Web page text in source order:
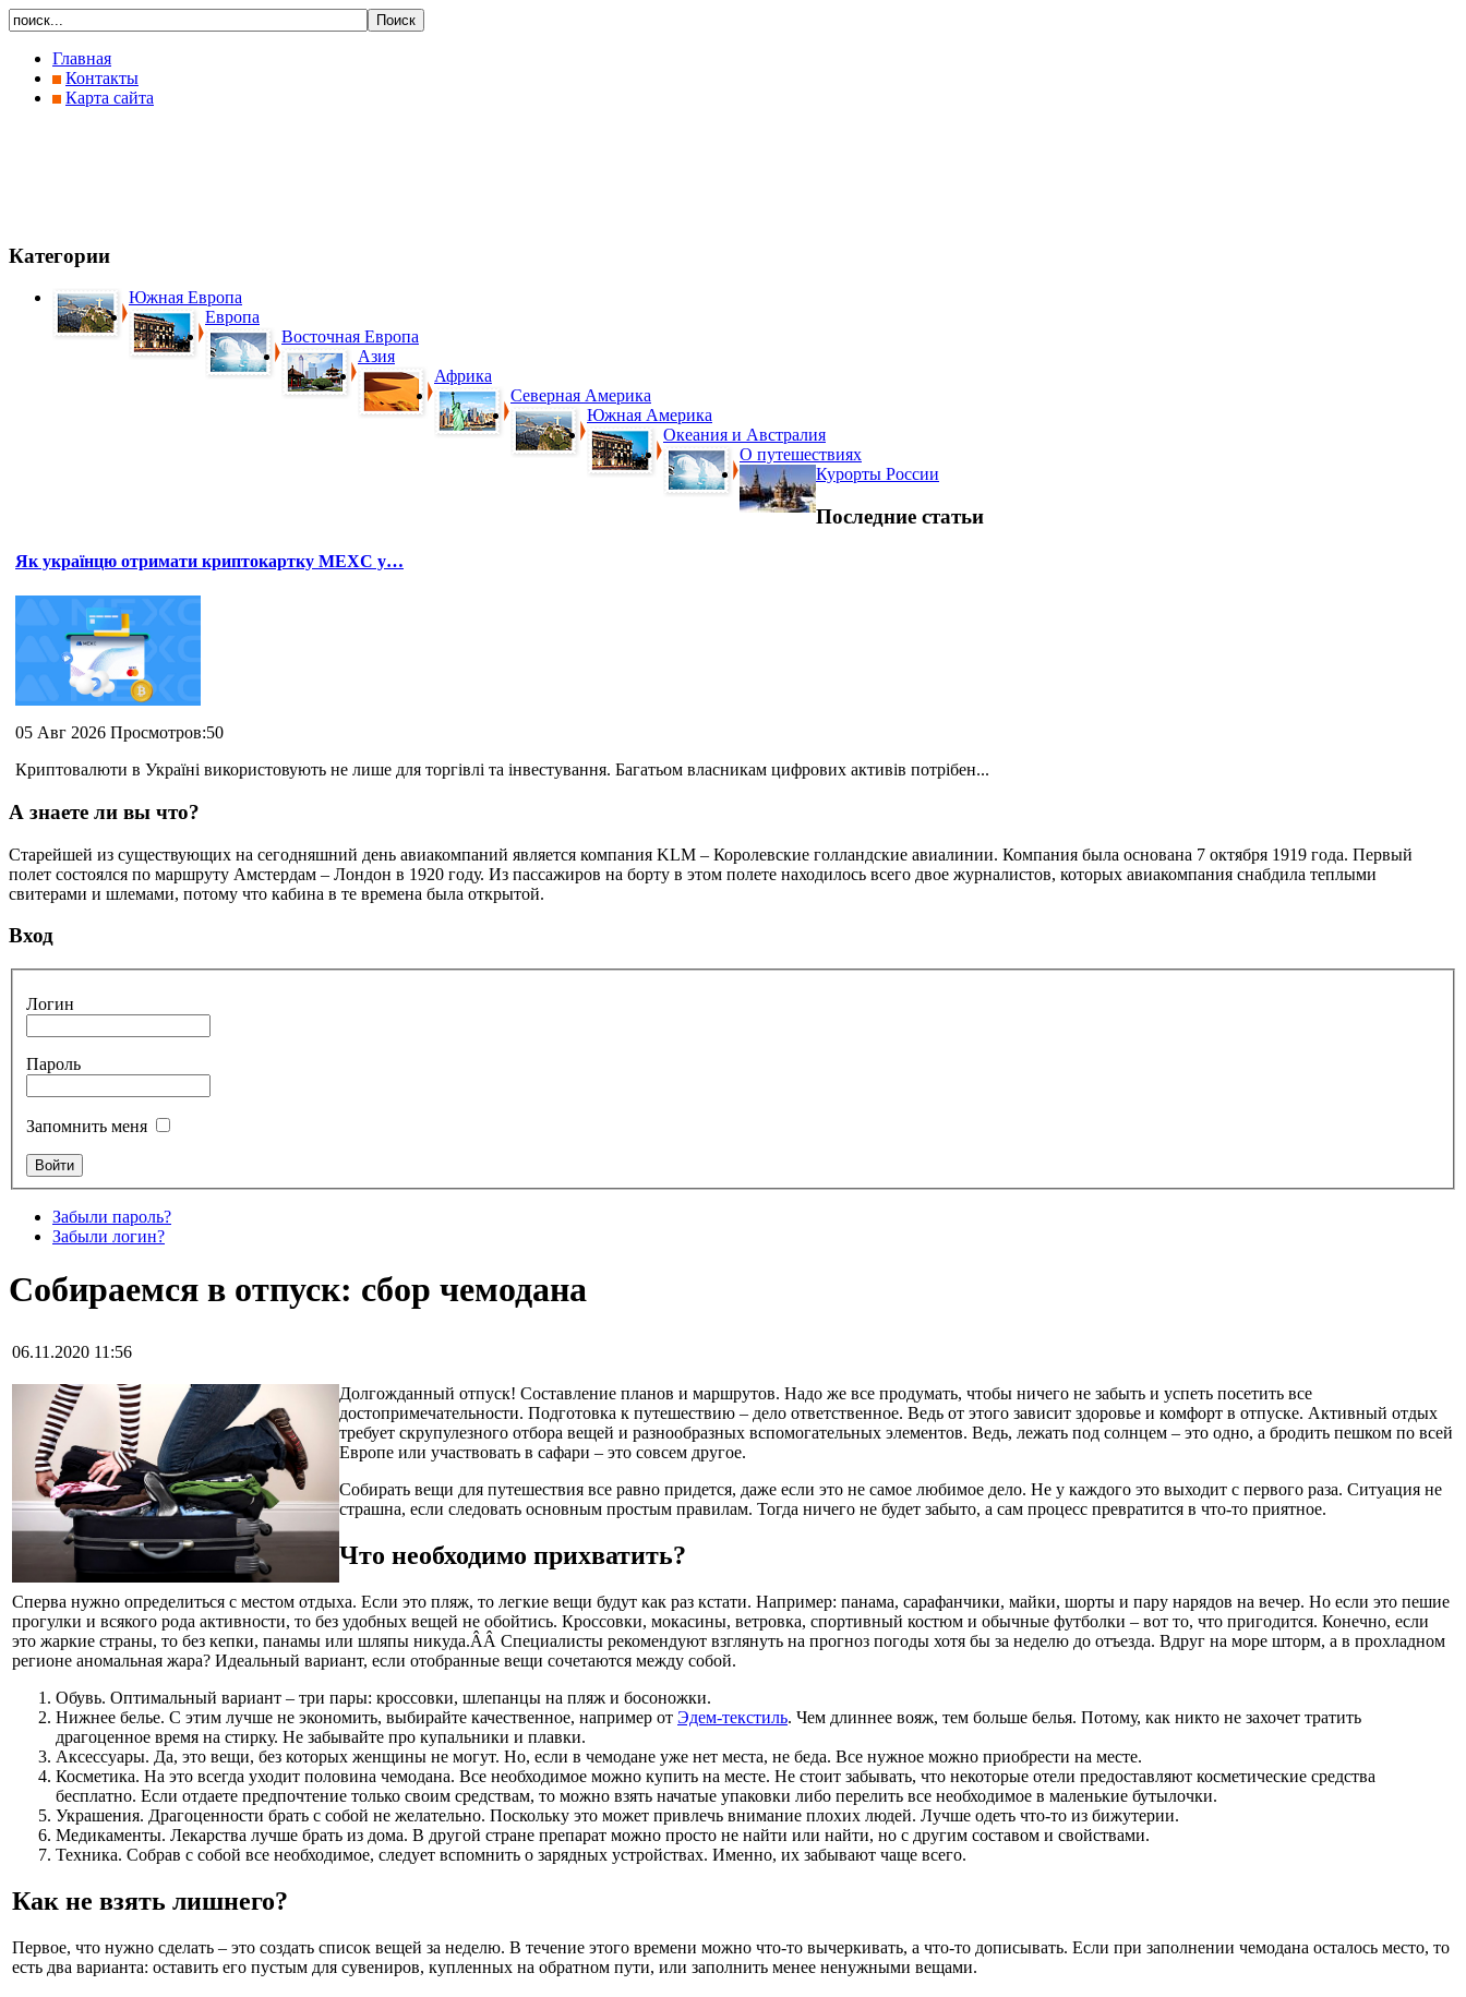
Главная
Контакты
Карта сайта
Категории
Южная Европа
Европа
Восточная Европа
Азия
Африка
Северная Америка
Южная Америка
Океания и Австралия
О путешествиях
Курорты России
Последние статьи
Як українцю отримати криптокартку MEXC у…
05 Авг 2026 Просмотров:50
Криптовалюти в Україні використовують не лише для торгівлі та інвестування. Багатьом власникам цифрових активів потрібен...
А знаете ли вы что?
Cтарейшей из существующих на сегодняшний день авиакомпаний является компания KLM – Королевские голландские авиалинии. Компания была основана 7 октября 1919 года. Первый
полет состоялся по маршруту Амстердам – Лондон в 1920 году. Из пассажиров на борту в этом полете находилось всего двое журналистов, которых авиакомпания снабдила теплыми
свитерами и шлемами, потому что кабина в те времена была открытой.
Вход
Логин
Пароль
Запомнить меня
Забыли пароль?
Забыли логин?
Собираемся в отпуск: сбор чемодана
06.11.2020 11:56
Долгожданный отпуск! Составление планов и маршрутов. Надо же все продумать, чтобы ничего не забыть и успеть посетить все
достопримечательности. Подготовка к путешествию – дело ответственное. Ведь от этого зависит здоровье и комфорт в отпуске. Активный отдых
требует скрупулезного отбора вещей и разнообразных вспомогательных элементов. Ведь, лежать под солнцем – это одно, а бродить пешком по всей
Европе или участвовать в сафари – это совсем другое.
Собирать вещи для путешествия все равно придется, даже если это не самое любимое дело. Не у каждого это выходит с первого раза. Ситуация не
страшна, если следовать основным простым правилам. Тогда ничего не будет забыто, а сам процесс превратится в что-то приятное.
Что необходимо прихватить?
Сперва нужно определиться с местом отдыха. Если это пляж, то легкие вещи будут как раз кстати. Например: панама, сарафанчики, майки, шорты и пару нарядов на вечер. Но если это пешие
прогулки и всякого рода активности, то без удобных вещей не обойтись. Кроссовки, мокасины, ветровка, спортивный костюм и обычные футболки – вот то, что пригодится. Конечно, если
это жаркие страны, то без кепки, панамы или шляпы никуда.ÂÂ Специалисты рекомендуют взглянуть на прогноз погоды хотя бы за неделю до отъезда. Вдруг на море шторм, а в прохладном
регионе аномальная жара? Идеальный вариант, если отобранные вещи сочетаются между собой.
Обувь. Оптимальный вариант – три пары: кроссовки, шлепанцы на пляж и босоножки.
Нижнее белье. С этим лучше не экономить, выбирайте качественное, например от Эдем-текстиль. Чем длиннее вояж, тем больше белья. Потому, как никто не захочет тратить
драгоценное время на стирку. Не забывайте про купальники и плавки.
Аксессуары. Да, это вещи, без которых женщины не могут. Но, если в чемодане уже нет места, не беда. Все нужное можно приобрести на месте.
Косметика. На это всегда уходит половина чемодана. Все необходимое можно купить на месте. Не стоит забывать, что некоторые отели предоставляют косметические средства
бесплатно. Если отдаете предпочтение только своим средствам, то можно взять начатые упаковки либо перелить все необходимое в маленькие бутылочки.
Украшения. Драгоценности брать с собой не желательно. Поскольку это может привлечь внимание плохих людей. Лучше одеть что-то из бижутерии.
Медикаменты. Лекарства лучше брать из дома. В другой стране препарат можно просто не найти или найти, но с другим составом и свойствами.
Техника. Собрав с собой все необходимое, следует вспомнить о зарядных устройствах. Именно, их забывают чаще всего.
Как не взять лишнего?
Первое, что нужно сделать – это создать список вещей за неделю. В течение этого времени можно что-то вычеркивать, а что-то дописывать. Если при заполнении чемодана осталось место, то
есть два варианта: оставить его пустым для сувениров, купленных на обратном пути, или заполнить менее ненужными вещами.